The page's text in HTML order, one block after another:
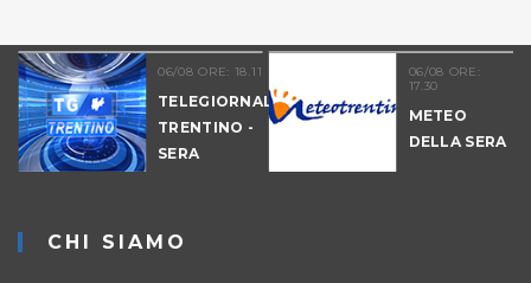
06/08 ORE: 18.11
TELEGIORNALE
TRENTINO -
SERA
06/08 ORE:
17.30
METEO
DELLA SERA
CHI SIAMO